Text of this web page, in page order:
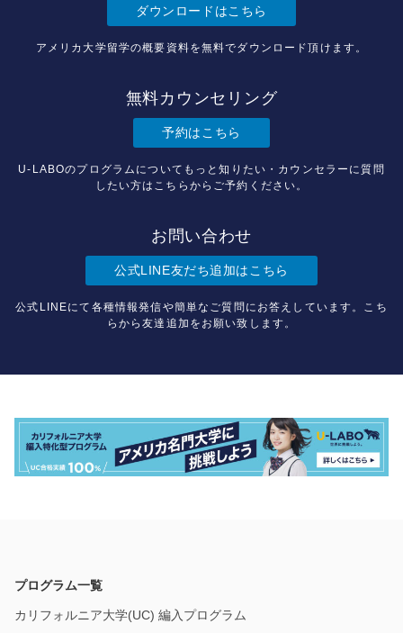
ダウンロードはこちら
アメリカ大学留学の概要資料を無料でダウンロード頂けます。
無料カウンセリング
予約はこちら
U-LABOのプログラムについてもっと知りたい・カウンセラーに質問
したい方はこちらからご予約ください。
お問い合わせ
公式LINE友だち追加はこちら
公式LINEにて各種情報発信や簡単なご質問にお答えしています。こち
らから友達追加をお願い致します。
プログラム一覧
カリフォルニア大学(UC) 編入プログラム